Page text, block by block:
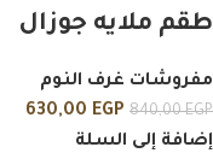
طقم ملايه جوزال
مفروشات غرف النوم
840,00EGP
630,00 EGP
إضافة إلى السلة